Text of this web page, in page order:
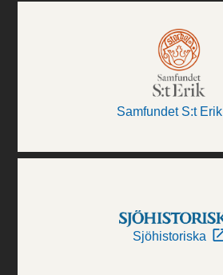
Samfundet S:t Erik
Sjöhistoriska